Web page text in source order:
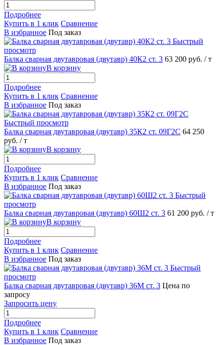
Подробнее
Купить в 1 клик Сравнение
В избранное Под заказ
Быстрый
просмотр
Балка сварная двутавровая (двутавр) 40К2 ст. 3 63 200 руб. / т
В корзину
Подробнее
Купить в 1 клик Сравнение
В избранное Под заказ
Быстрый просмотр
Балка сварная двутавровая (двутавр) 35К2 ст. 09Г2С 64 250
руб. / т
В корзину
Подробнее
Купить в 1 клик Сравнение
В избранное Под заказ
Быстрый
просмотр
Балка сварная двутавровая (двутавр) 60Ш2 ст. 3 61 200 руб. / т
В корзину
Подробнее
Купить в 1 клик Сравнение
В избранное Под заказ
Быстрый
просмотр
Балка сварная двутавровая (двутавр) 36М ст. 3 Цена по
запросу
Запросить цену
Подробнее
Купить в 1 клик Сравнение
В избранное Под заказ